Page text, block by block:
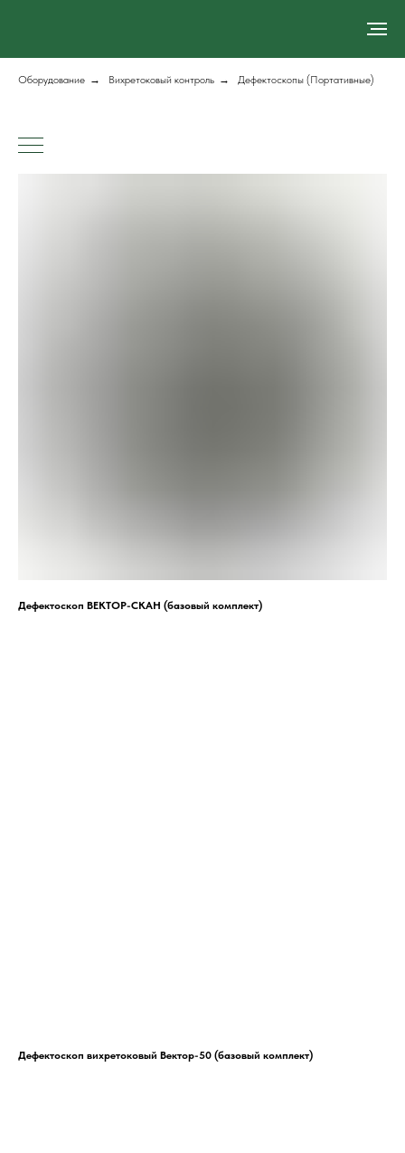
Оборудование → Вихретоковый контроль → Дефектоскопы (Портативные)
Дефектоскоп ВЕКТОР-СКАН (базовый комплект)
Дефектоскоп вихретоковый Вектор-50 (базовый комплект)